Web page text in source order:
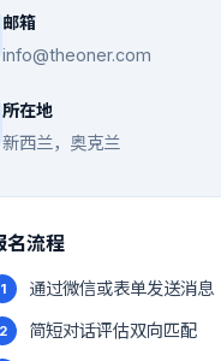
邮箱
info@theoner.com
所在地
新西兰，奥克兰
名流程
通过微信或表单发送消息
简短对话评估双向匹配